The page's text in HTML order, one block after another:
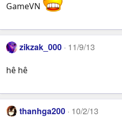
GameVN
zikzak_000 11/9/13
hê hê
thanhga200 10/2/13